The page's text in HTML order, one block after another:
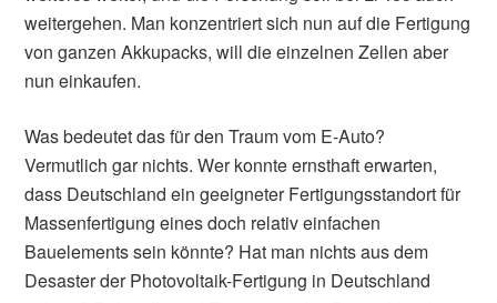
weitergehen. Man konzentriert sich nun auf die Fertigung
von ganzen Akkupacks, will die einzelnen Zellen aber
nun einkaufen.
Was bedeutet das für den Traum vom E-Auto?
Vermutlich gar nichts. Wer konnte ernsthaft erwarten,
dass Deutschland ein geeigneter Fertigungsstandort für
Massenfertigung eines doch relativ einfachen
Bauelements sein könnte? Hat man nichts aus dem
Desaster der Photovoltaik-Fertigung in Deutschland